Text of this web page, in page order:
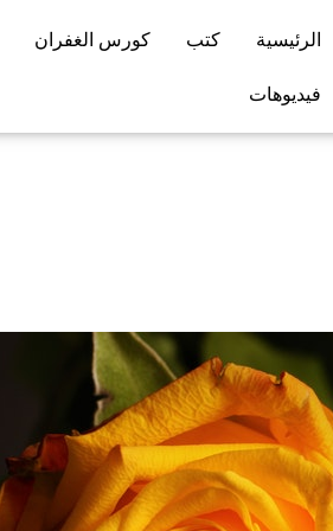
الرئيسية كتب كورس الغفران
فيديوهات